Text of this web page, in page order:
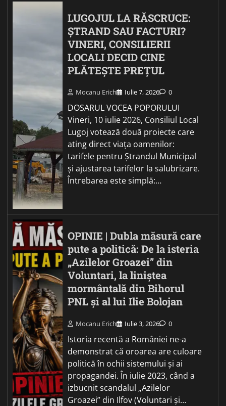
LUGOJUL LA RĂSCRUCE:
ȘTRAND SAU FACTURI?
VINERI, CONSILIERII
LOCALI DECID CINE
PLĂTEȘTE PREȚUL
Mocanu Erich Iulie 7, 2026 0
DOSARUL VOCEA POPORULUI
Vineri, 10 iulie 2026, Consiliul Local
Lugoj votează două proiecte care
ating direct viața oamenilor:
tarifele pentru Ștrandul Municipal
și ajustarea tarifelor la salubrizare.
Întrebarea este simplă:…
OPINIE | Dubla măsură care
pute a politică: De la isteria
„Azilelor Groazei” din
Voluntari, la liniștea
mormântală din Bihorul
PNL și al lui Ilie Bolojan
Mocanu Erich Iulie 3, 2026 0
Istoria recentă a României ne-a
demonstrat că oroarea are culoare
politică în ochii sistemului și ai
propagandei. În iulie 2023, când a
izbucnit scandalul „Azilelor
Groazei” din Ilfov (Voluntari și…